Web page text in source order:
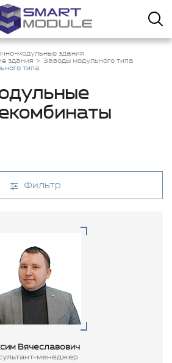
модульные здания
здания
Заводы модульного типа
типа
Фильтр
Вячеславович
менеджер